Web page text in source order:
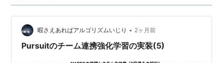
暇さえあればアルゴリズムいじり • 2ヶ月前
Pursuitのチーム連携強化学習の実装(5)